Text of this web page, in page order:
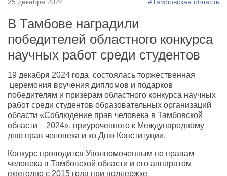
25 декабря 2024 #Тамбовская область
В Тамбове наградили
победителей областного конкурса
научных работ среди студентов
19 декабря 2024 года состоялась торжественная
церемония вручения дипломов и подарков
победителям и призерам областного конкурса научных
работ среди студентов образовательных организаций
области «Соблюдение прав человека в Тамбовской
области – 2024», приуроченного к Международному
дню прав человека и ко Дню Конституции.
Конкурс проводится Уполномоченным по правам
человека в Тамбовской области и его аппаратом
ежегодно с 2015 года при поддержке